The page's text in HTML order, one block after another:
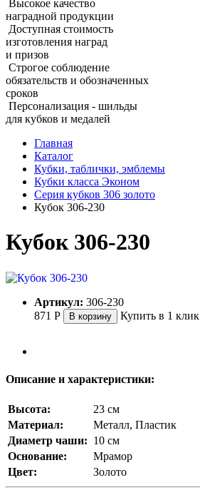
Высокое качество
наградной продукции
Доступная стоимость
изготовления наград
и призов
Строгое соблюдение
обязательств и обозначенных
сроков
Персонализация - шильды
для кубков и медалей
Главная
Каталог
Кубки, таблички, эмблемы
Кубки класса Эконом
Серия кубков 306 золото
Кубок 306‑230
Кубок 306‑230
Артикул: 306-230
871 Р В корзину Купить в 1 клик
Описание и характеристики:
Высота:
23 см
Материал:
Металл, Пластик
Диаметр чаши: 10 см
Основание:
Мрамор
Цвет:
Золото